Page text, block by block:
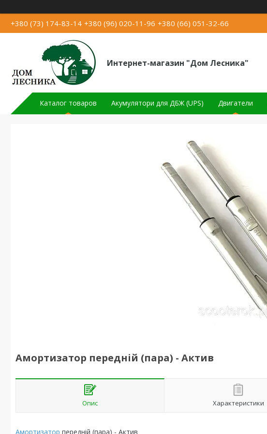
+380 (73) 174-83-14 +380 (96) 020-11-96 +380 (66) 051-32-66
Интернет-магазин "Дом Лесника"
Каталог товаров Акумулятори для ДБЖ (UPS) Двигатели
Амортизатор передній (пара) - Актив
Опис Характеристики
Амортизатор передній (пара) - Актив